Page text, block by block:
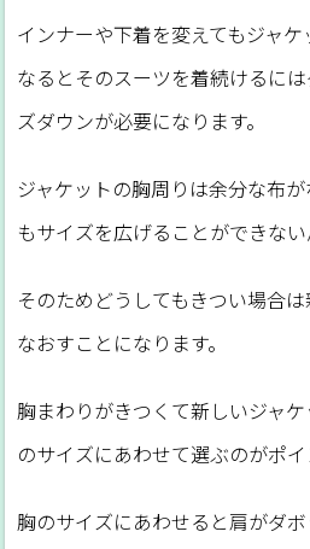
インナーや下着を変えてもジャ
なるとそのスーツを着続けるに
ズダウンが必要になります。
ジャケットの胸周りは余分な布
もサイズを広げることができない
そのためどうしてもきつい場合
なおすことになります。
胸まわりがきつくて新しいジャ
のサイズにあわせて選ぶのがポイ
胸のサイズにあわせると肩がダ